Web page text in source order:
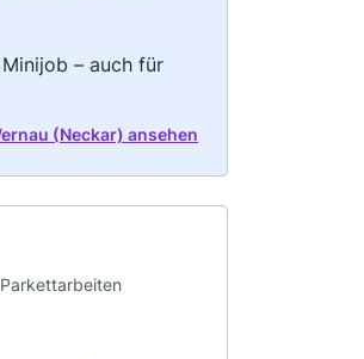
– auch für
(Neckar) ansehen